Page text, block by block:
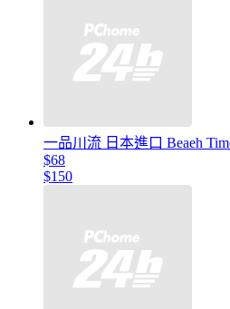
一品川流 日本進口 Beaeh
$68
$150